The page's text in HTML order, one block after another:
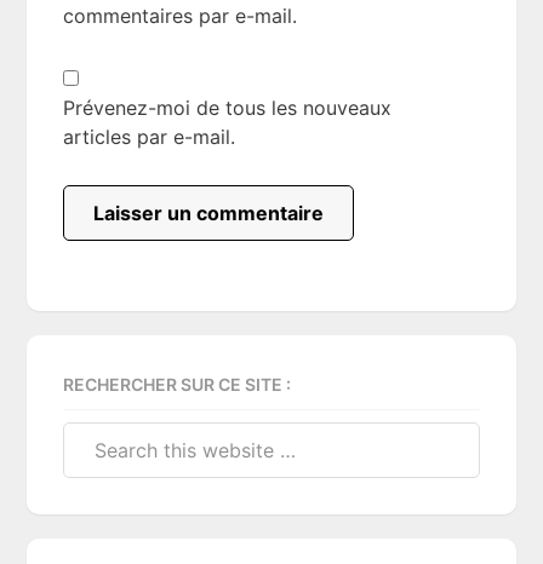
commentaires par e-mail.
Prévenez-moi de tous les nouveaux
articles par e-mail.
Sidebar
RECHERCHER SUR CE SITE :